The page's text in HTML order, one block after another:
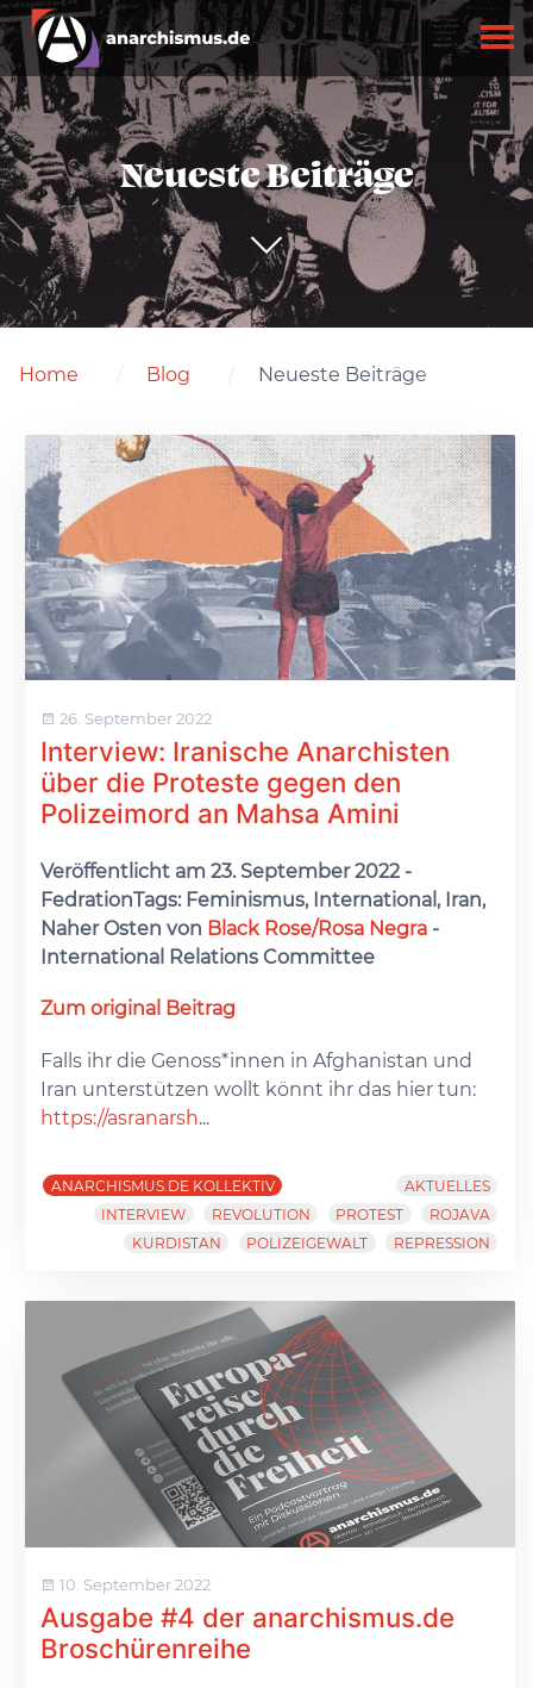
Neueste Beiträge
Home Blog Neueste Beiträge
26. September 2022
Interview: Iranische Anarchisten
über die Proteste gegen den
Polizeimord an Mahsa Amini
Veröffentlicht am 23. September 2022 -
FedrationTags: Feminismus, International, Iran,
Naher Osten von Black Rose/Rosa Negra-
International Relations Committee
Zum original Beitrag
Falls ihr die Genoss*innen in Afghanistan und
Iran unterstützen wollt könnt ihr das hier tun:
https://asranarsh...
ANARCHISMUS.DE KOLLEKTIV
AKTUELLES
INTERVIEW
REVOLUTION PROTEST
ROJAVA
KURDISTAN
POLIZEIGEWALT REPRESSION
10. September 2022
Ausgabe #4 der anarchismus.de
Broschürenreihe